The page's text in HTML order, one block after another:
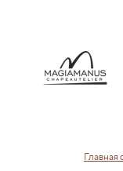
Главная